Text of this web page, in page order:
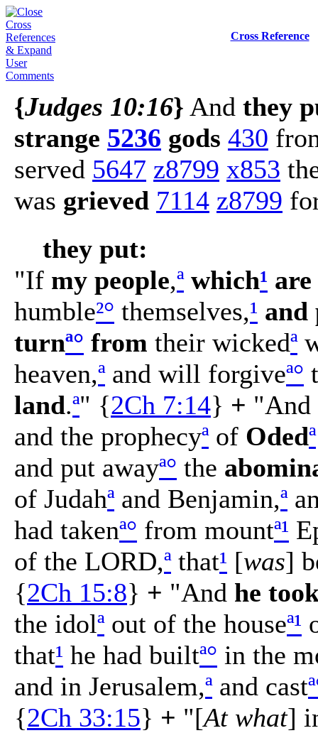
Cross Reference
{Judges 10:16} And they
strange 5236 gods 430
served 5647 z8799 x853
was grieved 7114 z8799
they put:
"If my people,ª which¹
humble²° themselves,¹ and
turnª° from their wickedª
heaven,ªand will forgiveª°
land.ª" {2Ch 7:14} + "And
and the prophecyªof Odedª
and put awayª° the
of Judahªand Benjamin,ª
had takenª° from mountª¹
of the LORD,ªthat¹ [was]
{2Ch 15:8} + "And he
the idolªout of the houseª¹
that¹ he had builtª° in the
and in Jerusalem,ªand castª
{2Ch 33:15} + "[At what]